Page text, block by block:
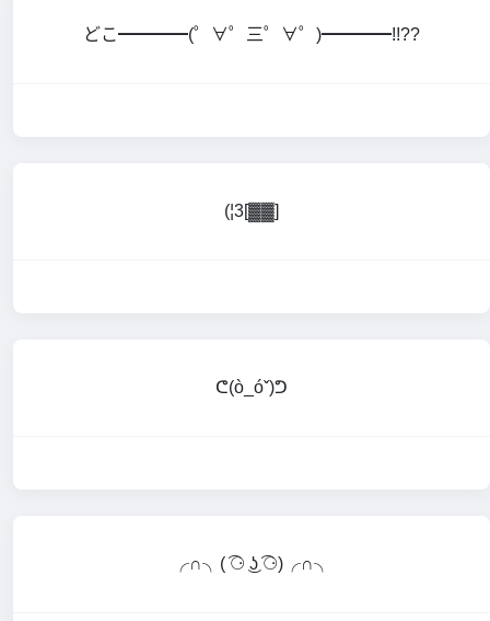
どこ━━━━(゜∀゜三゜∀゜)━━━━!!??
(¦3[▓▓]
ᕦ(ò_óˇ)ᕤ
╭∩╮( ͡⚆ ͜ʖ ͡⚆)╭∩╮